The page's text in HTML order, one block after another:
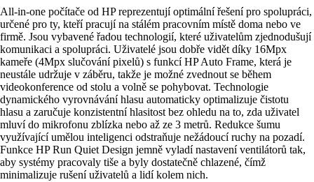
All-in-one počítače od HP reprezentují optimální řešení pro spolupráci,
určené pro ty, kteří pracují na stálém pracovním místě doma nebo ve
firmě. Jsou vybavené řadou technologií, které uživatelům zjednodušují
komunikaci a spolupráci. Uživatelé jsou dobře vidět díky 16Mpx
kameře (4Mpx slučování pixelů) s funkcí HP Auto Frame, která je
neustále udržuje v záběru, takže je možné zvednout se během
videokonference od stolu a volně se pohybovat. Technologie
dynamického vyrovnávání hlasu automaticky optimalizuje čistotu
hlasu a zaručuje konzistentní hlasitost bez ohledu na to, zda uživatel
mluví do mikrofonu zblízka nebo až ze 3 metrů. Redukce šumu
využívající umělou inteligenci odstraňuje nežádoucí ruchy na pozadí.
Funkce HP Run Quiet Design jemně vyladí nastavení ventilátorů tak,
aby systémy pracovaly tiše a byly dostatečně chlazené, čímž
minimalizuje rušení uživatelů a lidí kolem nich.